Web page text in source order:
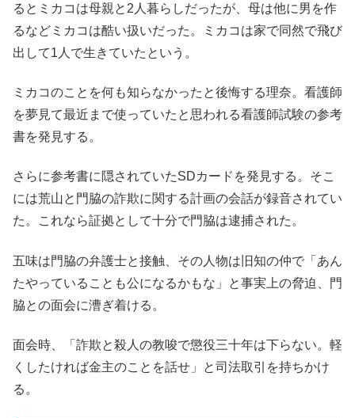
るとミカコは母親と2人暮らしだったが、母は他に男を作
るなどミカコは酷い扱いだった。ミカコは家で同然で飛び
出して1人で生きていたという。
ミカコのことを何も知らなかったと後悔する理奈。看護師
を夢見て最近まで使っていたと思われる看護師試験の参考
書を発見する。
さらに参考書に隠されていたSDカードを発見する。そこ
には荒山と門脇の詐欺に関する計画の会話が録音されてい
た。これなら証拠として十分で門脇は逮捕された。
五味は門脇の弁護士と接触、その人物は旧知の仲で「あん
たやっていることも公になるかもな」と事実上の脅迫、門
脇との面会に漕ぎ着ける。
面会時、「詐欺と殺人の教唆で懲役三十年は下らない。軽
くしたければ金主のことを話せ」と司法取引を持ちかけ
る。